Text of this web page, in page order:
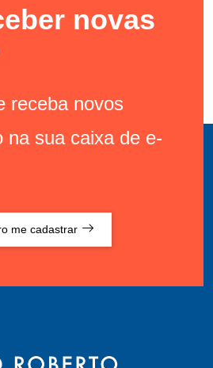
novas
receba novos
na sua caixa de e-
me cadastrar